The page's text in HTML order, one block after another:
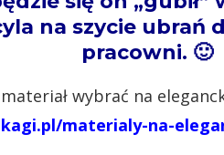
na szycie ubrań
pracowni. 🙂
wybrać na
materialy-na-